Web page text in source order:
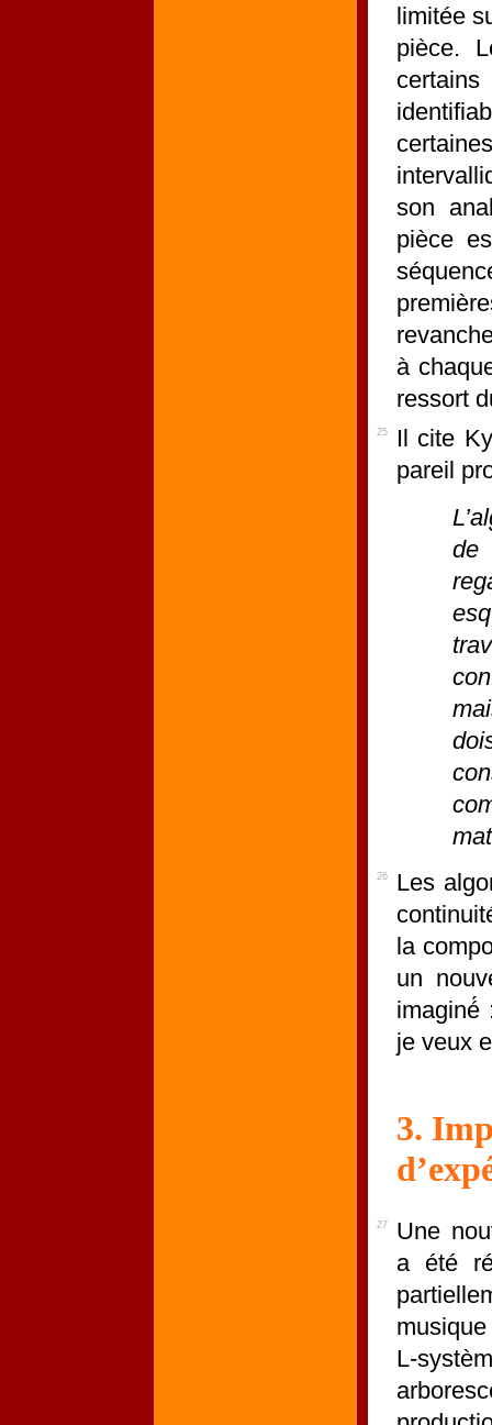
limitée
pièce.
son
pièce
à
ressort
25
Il cite
pareil
de
26
Les
la
un
imaginé́
je veux
3.
27
Une
a été
L-